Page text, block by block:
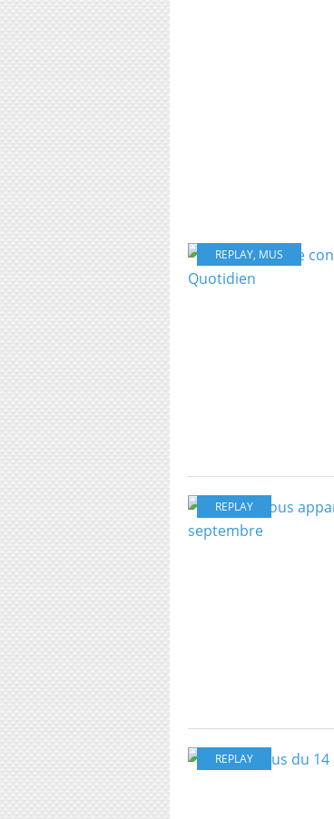
REPLAY, MUS
REPLAY
REPLAY